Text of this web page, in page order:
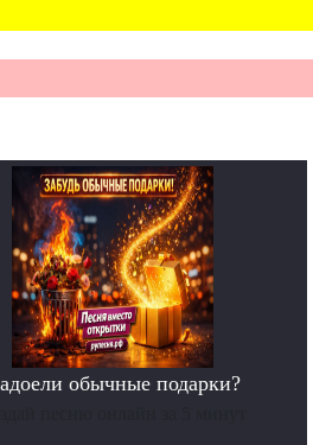
обычные подарки?